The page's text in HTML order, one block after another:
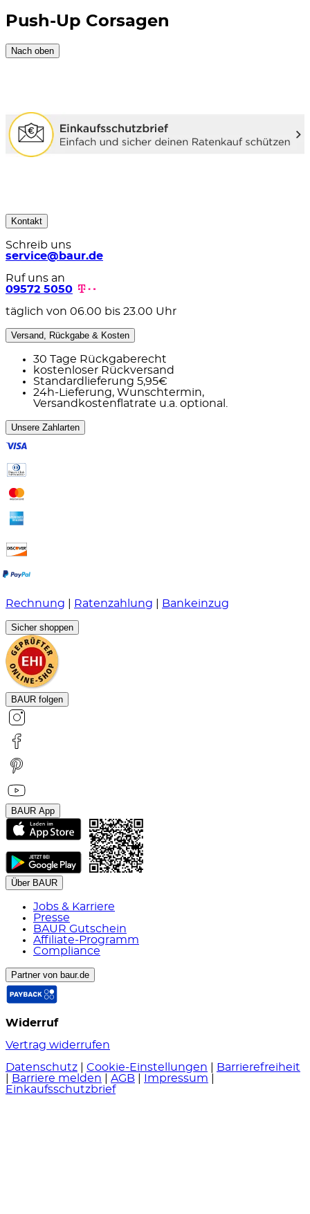
Push-Up Corsagen
Nach oben
Kontakt
Schreib uns
service@baur.de
Ruf uns an
09572 5050
täglich von 06.00 bis 23.00 Uhr
Versand, Rückgabe & Kosten
30 Tage Rückgaberecht
kostenloser Rückversand
Standardlieferung 5,95€
24h-Lieferung, Wunschtermin,
Versandkostenflatrate u.a. optional.
Unsere Zahlarten
Rechnung Ratenzahlung Bankeinzug
Sicher shoppen
BAUR folgen
BAUR App
Über BAUR
Jobs & Karriere
Presse
BAUR Gutschein
Affiliate-Programm
Compliance
Partner von baur.de
Widerruf
Vertrag widerrufen
Datenschutz
Cookie-Einstellungen
Barrierefreiheit
Barriere melden AGB Impressum
Einkaufsschutzbrief